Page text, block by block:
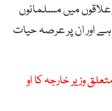
میں مسلمانوں
ہے اور ان پر عرصہ حیات
وزیر خارجہ کا او